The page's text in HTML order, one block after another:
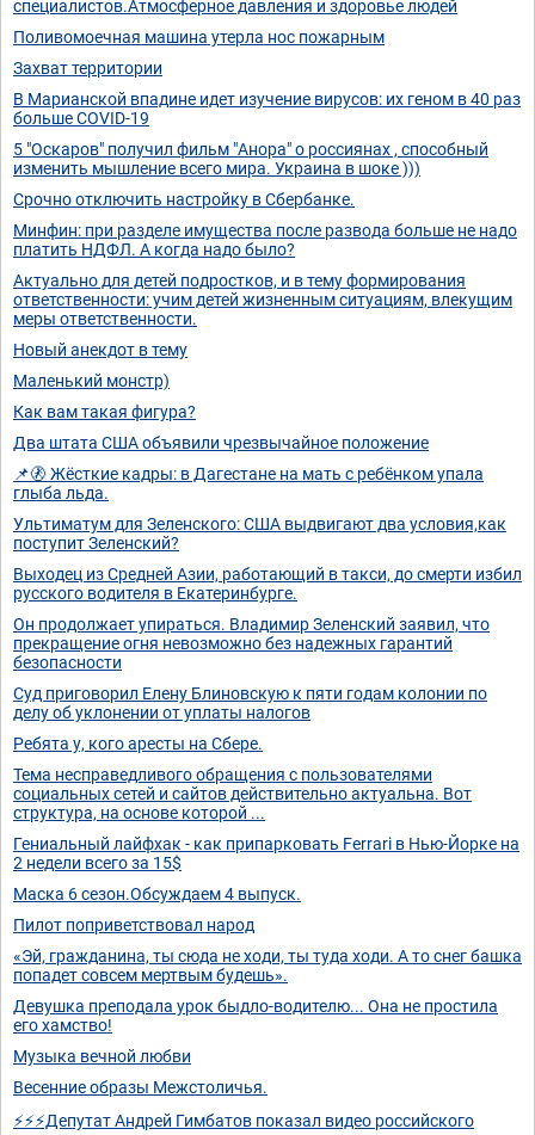
специалистов.Атмосферное давления и здоровье людей
Поливомоечная машина утерла нос пожарным
Захват территории
В Марианской впадине идет изучение вирусов: их геном в 40 раз
больше COVID-19
5 "Оскаров" получил фильм "Анора" о россиянах , способный
изменить мышление всего мира. Украина в шоке )))
Срочно отключить настройку в Сбербанке.
Минфин: при разделе имущества после развода больше не надо
платить НДФЛ. А когда надо было?
Актуально для детей подростков, и в тему формирования
ответственности: учим детей жизненным ситуациям, влекущим
меры ответственности.
Новый анекдот в тему
Маленький монстр)
Как вам такая фигура?
Два штата США объявили чрезвычайное положение
📌🚷 Жёсткие кадры: в Дагестане на мать с ребёнком упала
глыба льда.
Ультиматум для Зеленского: США выдвигают два условия,как
поступит Зеленский?
Выходец из Средней Азии, работающий в такси, до смерти избил
русского водителя в Екатеринбурге.
Он продолжает упираться. Владимир Зеленский заявил, что
прекращение огня невозможно без надежных гарантий
безопасности
Суд приговорил Елену Блиновскую к пяти годам колонии по
делу об уклонении от уплаты налогов
Ребята у, кого аресты на Сбере.
Тема несправедливого обращения с пользователями
социальных сетей и сайтов действительно актуальна. Вот
структура, на основе которой ...
Гениальный лайфхак - как припарковать Ferrari в Нью-Йорке на
2 недели всего за 15$
Маска 6 сезон.Обсуждаем 4 выпуск.
Пилот поприветствовал народ
«Эй, гражданина, ты сюда не ходи, ты туда ходи. А то снег башка
попадет совсем мертвым будешь».
Девушка преподала урок быдло-водителю... Она не простила
его хамство!
Музыка вечной любви
Весенние образы Межстоличья.
⚡⚡⚡Депутат Андрей Гимбатов показал видео российского